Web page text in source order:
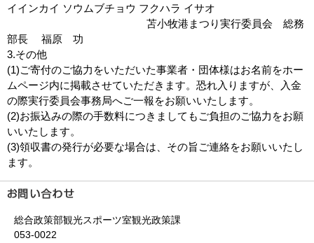
イインカイ ソウムブチョウ フクハラ イサオ
苫小牧港まつり実行委員会 総務
部長 福原 功
3.その他
(1)ご寄付のご協力をいただいた事業者・団体様はお名前をホー
ムページ内に掲載させていただきます。恐れ入りますが、入金
の際実行委員会事務局へご一報をお願いいたします。
(2)お振込みの際の手数料につきましてもご負担のご協力をお願
いいたします。
(3)領収書の発行が必要な場合は、その旨ご連絡をお願いいたし
ます。
総合政策部観光スポーツ室観光政策課
053-0022